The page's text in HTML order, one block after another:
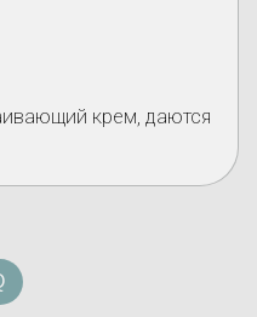
крем, даются